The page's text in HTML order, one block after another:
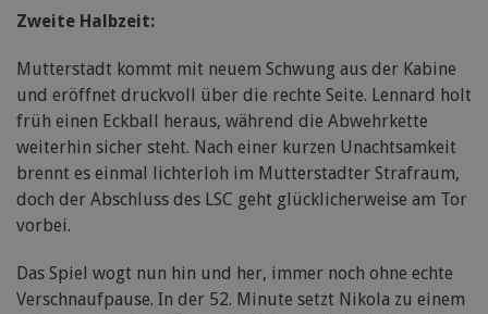
Zweite Halbzeit:
Mutterstadt kommt mit neuem Schwung aus der Kabine
und eröffnet druckvoll über die rechte Seite. Lennard holt
früh einen Eckball heraus, während die Abwehrkette
weiterhin sicher steht. Nach einer kurzen Unachtsamkeit
brennt es einmal lichterloh im Mutterstadter Strafraum,
doch der Abschluss des LSC geht glücklicherweise am Tor
vorbei.
Das Spiel wogt nun hin und her, immer noch ohne echte
Verschnaufpause. In der 52. Minute setzt Nikola zu einem